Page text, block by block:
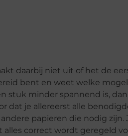
daarbij niet uit of het de
bent en weet welke
stuk minder spannend is,
dat je allereerst alle
papieren die nodig zijn.
correct wordt geregeld